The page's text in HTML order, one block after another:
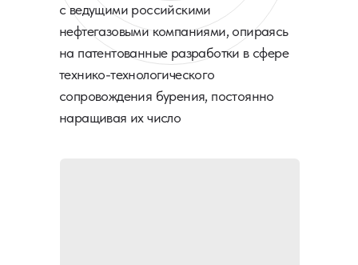
с ведущими российскими
нефтегазовыми компаниями, опираясь
на патентованные разработки в сфере
технико-технологического
сопровождения бурения, постоянно
наращивая их число